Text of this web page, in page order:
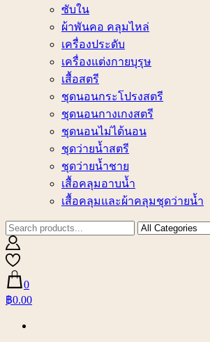
ซับใน
ผ้าพันคอ คลุมไหล่
เครื่องประดับ
เครื่องแต่งกายบุรุษ
เสื้อสตรี
ชุดนอนกระโปรงสตรี
ชุดนอนกางเกงสตรี
ชุดนอนไม่ได้นอน
ชุดว่ายน้ำสตรี
ชุดว่ายน้ำชาย
เสื้อคลุมอาบน้ำ
เสื้อคลุมและผ้าคลุมชุดว่ายน้ำ
0
฿0.00